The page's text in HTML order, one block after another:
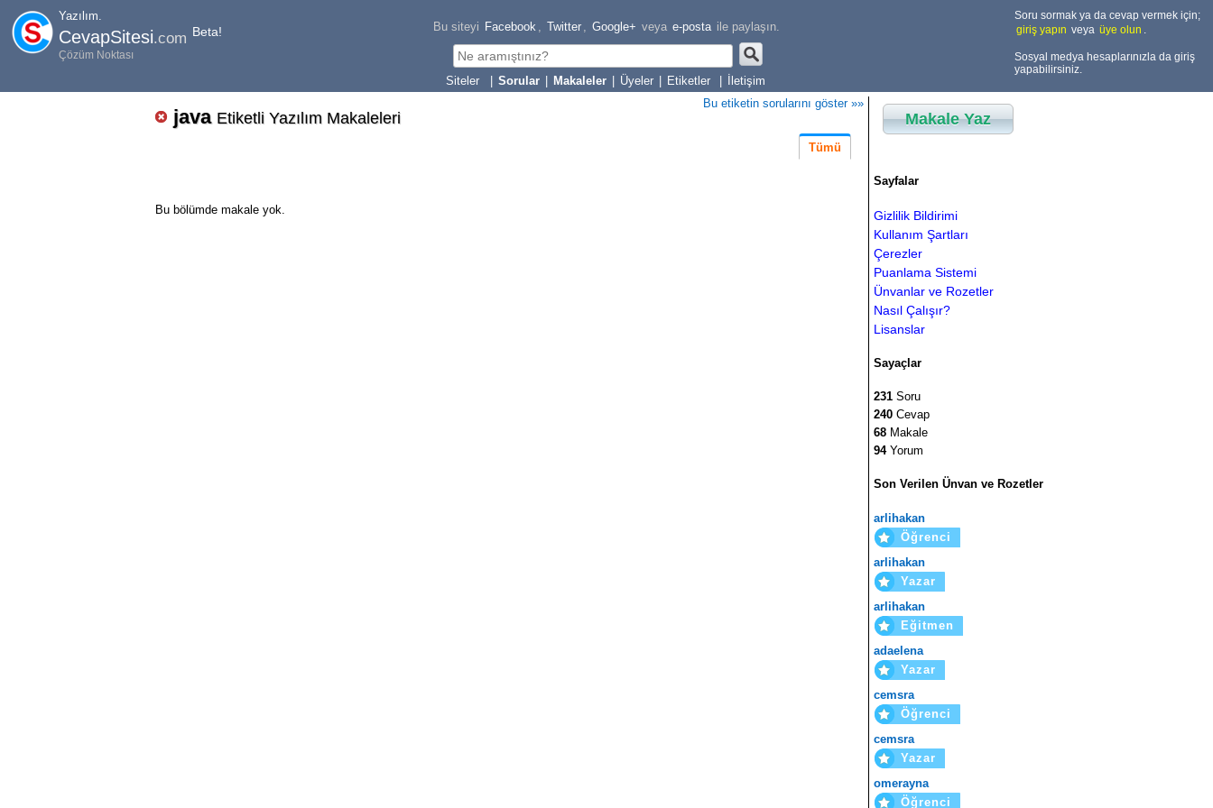
Yazılım.
CevapSitesi.com Beta!
Çözüm Noktası
Bu siteyi Facebook , Twitter , Google+ veya e-posta ile paylaşın.
Sorular Makaleler Üyeler Etiketler İletişim
Soru sormak ya da cevap vermek için;
giriş yapın veya üye olun .
Sosyal medya hesaplarınızla da giriş
yapabilirsiniz.
java Etiketli Yazılım Makaleleri
Bu etiketin sorularını göster »»
Tümü
Bu bölümde makale yok.
Makale Yaz
Sayfalar
Gizlilik Bildirimi
Kullanım Şartları
Çerezler
Puanlama Sistemi
Ünvanlar ve Rozetler
Nasıl Çalışır?
Lisanslar
Sayaçlar
231 Soru
240 Cevap
68 Makale
94Yorum
Son Verilen Ünvan ve Rozetler
arlihakan
Öğrenci
arlihakan
Yazar
arlihakan
Eğitmen
adaelena
Yazar
cemsra
Öğrenci
cemsra
Yazar
omerayna
Öğrenci